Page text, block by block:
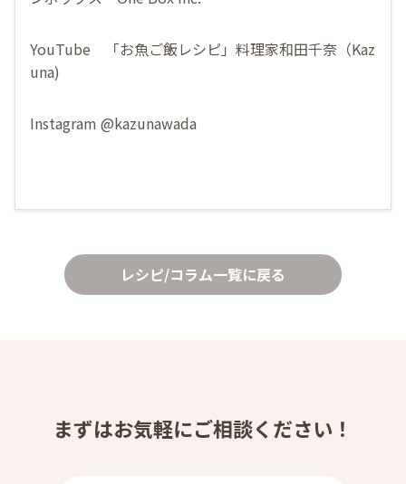
YouTube
「お魚ご飯レシピ」料理家和田千奈（Kaz
una)
Instagram @kazunawada
レシピ/コラム一覧に戻る
まずはお気軽にご相談ください！